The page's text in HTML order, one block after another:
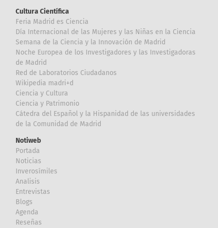
Cultura Científica
Feria Madrid es Ciencia
Día Internacional de las Mujeres y las Niñas en la Ciencia
Semana de la Ciencia y la Innovación de Madrid
Noche Europea de los Investigadores y las Investigadoras
de Madrid
Red de Laboratorios Ciudadanos
Wikipedia madri+d
Ciencia y Cultura
Ciencia y Patrimonio
Cátedra del Español y la Hispanidad de las universidades
de la Comunidad de Madrid
Notiweb
Portada
Noticias
Inverosímiles
Analisis
Entrevistas
Blogs
Agenda
Reseñas